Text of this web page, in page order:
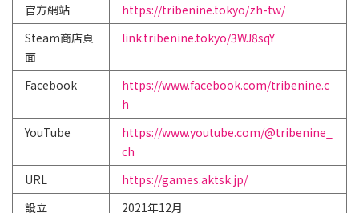
官方網站
https://tribenine.tokyo/zh-tw/
Steam商店頁
面
link.tribenine.tokyo/3WJ8sqY
Facebook
https://www.facebook.com/tribenine.c
h
YouTube
https://www.youtube.com/@tribenine_
ch
URL
https://games.aktsk.jp/
設立
2021年12月